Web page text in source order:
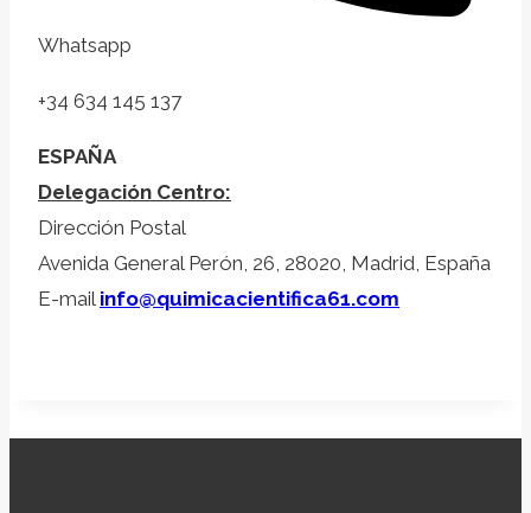
Whatsapp
+34 634 145 137
ESPAÑA
Delegación Centro:
Dirección Postal
Avenida General Perón, 26, 28020, Madrid, España
E-mail info@quimicacientifica61.com